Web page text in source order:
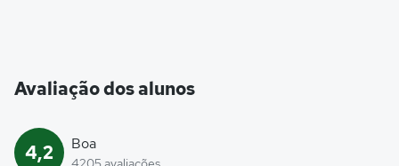
Avaliação dos alunos
4,2 Boa